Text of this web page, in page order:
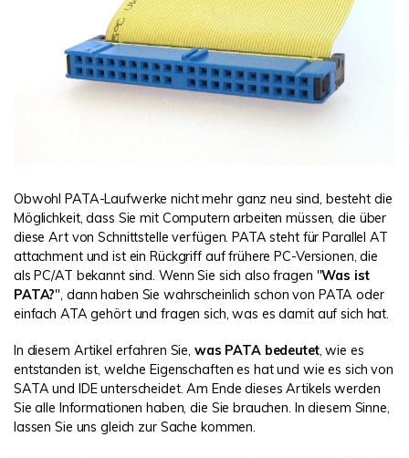
Recoverit kostenlos
Verlorene/gel?schte Daten kostenlos
wiederherstellen
Kostenlos Testen
Repairit - Datenreparatur
UBackit - Datensicherung
Obwohl PATA-Laufwerke nicht mehr ganz neu sind, besteht die
Möglichkeit, dass Sie mit Computern arbeiten müssen, die über
diese Art von Schnittstelle verfügen. PATA steht für Parallel AT
attachment und ist ein Rückgriff auf frühere PC-Versionen, die
als PC/AT bekannt sind. Wenn Sie sich also fragen "Was ist
PATA?", dann haben Sie wahrscheinlich schon von PATA oder
einfach ATA gehört und fragen sich, was es damit auf sich hat.
In diesem Artikel erfahren Sie, was PATA bedeutet, wie es
entstanden ist, welche Eigenschaften es hat und wie es sich von
SATA und IDE unterscheidet. Am Ende dieses Artikels werden
Sie alle Informationen haben, die Sie brauchen. In diesem Sinne,
lassen Sie uns gleich zur Sache kommen.